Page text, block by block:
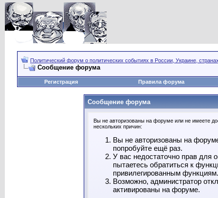
Политический форум о политических событиях в России, Украине,
Сообщение форума
Регистрация Правила форума
Сообщение форума
Вы не авторизованы на форуме или не имеете
нескольких причин:
Вы не авторизованы на
попробуйте ещё раз.
У вас недостаточно прав для
пытаетесь обратиться к
привилегированным функциям.
Возможно, администратор
активированы на форуме.